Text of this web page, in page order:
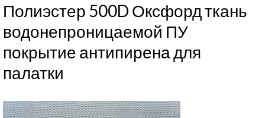
Полиэстер 500D Оксфорд ткань
водонепроницаемой ПУ
покрытие антипирена для
палатки